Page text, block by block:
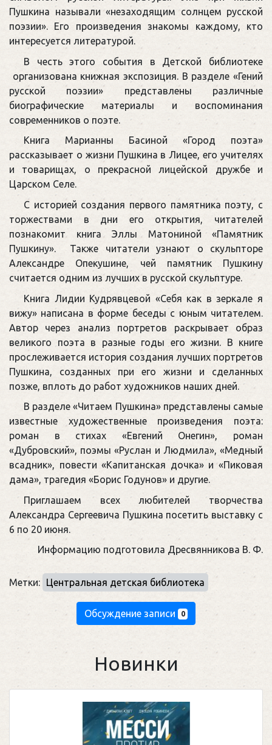
Пушкина называли «незаходящим солнцем русской
поэзии». Его произведения знакомы каждому, кто
интересуется литературой.
В честь этого события в Детской библиотеке
организована книжная экспозиция. В разделе «Гений
русской поэзии» представлены различные
биографические материалы и воспоминания
современников о поэте.
Книга Марианны Басиной «Город поэта»
рассказывает о жизни Пушкина в Лицее, его учителях
и товарищах, о прекрасной лицейской дружбе и
Царском Селе.
С историей создания первого памятника поэту, с
торжествами в дни его открытия, читателей
познакомит книга Эллы Матониной «Памятник
Пушкину». Также читатели узнают о скульпторе
Александре Опекушине, чей памятник Пушкину
считается одним из лучших в русской скульптуре.
Книга Лидии Кудрявцевой «Себя как в зеркале я
вижу» написана в форме беседы с юным читателем.
Автор через анализ портретов раскрывает образ
великого поэта в разные годы его жизни. В книге
прослеживается история создания лучших портретов
Пушкина, созданных при его жизни и сделанных
позже, вплоть до работ художников наших дней.
В разделе «Читаем Пушкина» представлены самые
известные художественные произведения поэта:
роман в стихах «Евгений Онегин», роман
«Дубровский», поэмы «Руслан и Людмила», «Медный
всадник», повести «Капитанская дочка» и «Пиковая
дама», трагедия «Борис Годунов» и другие.
Приглашаем всех любителей творчества
Александра Сергеевича Пушкина посетить выставку с
6 по 20 июня.
Информацию подготовила Дресвянникова В. Ф.
Метки: Центральная детская библиотека
Обсуждение записи 0
Новинки